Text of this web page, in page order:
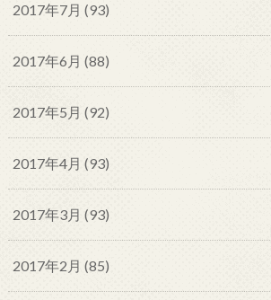
2017年7月 (93)
2017年6月 (88)
2017年5月 (92)
2017年4月 (93)
2017年3月 (93)
2017年2月 (85)